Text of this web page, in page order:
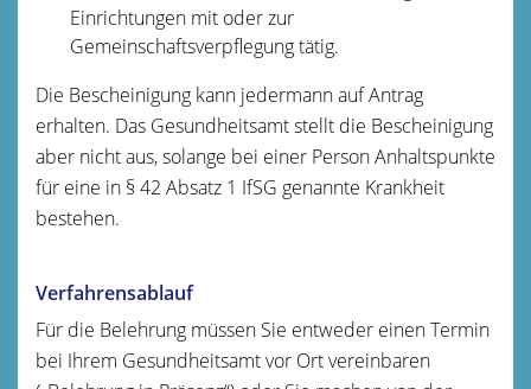
Einrichtungen mit oder zur
Gemeinschaftsverpflegung tätig.
Die Bescheinigung kann jedermann auf Antrag
erhalten. Das Gesundheitsamt stellt die Bescheinigung
aber nicht aus, solange bei einer Person Anhaltspunkte
für eine in § 42 Absatz 1 IfSG genannte Krankheit
bestehen.
Verfahrensablauf
Für die Belehrung müssen Sie entweder einen Termin
bei Ihrem Gesundheitsamt vor Ort vereinbaren